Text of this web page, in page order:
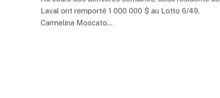
Laval ont remporté 1 000 000 $ au Lotto 6/49.
Carmelina Moscato…